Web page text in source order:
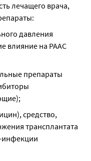
лечащего врача,
давления
влияние на РААС
препараты
средство,
трансплантата
инфекции